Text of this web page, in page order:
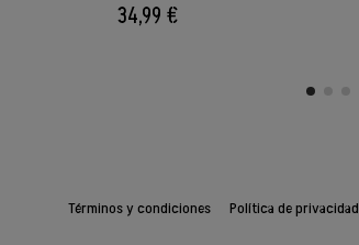
34,99 €
Términos y condiciones Política de privacidad